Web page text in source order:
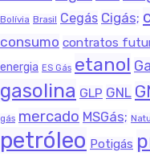
Bolívia Brasil Cegás Cigás;
consumo contratos
energia ES Gás etanol
gasolina GLP GNL
gás mercado MSGás;
petróleo Potigás